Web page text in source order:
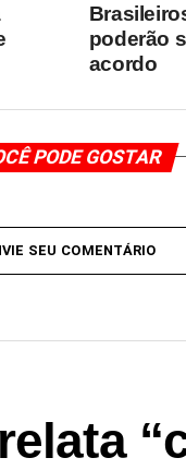
poderão
acordo
PODE GOSTAR
SEU COMENTÁRIO